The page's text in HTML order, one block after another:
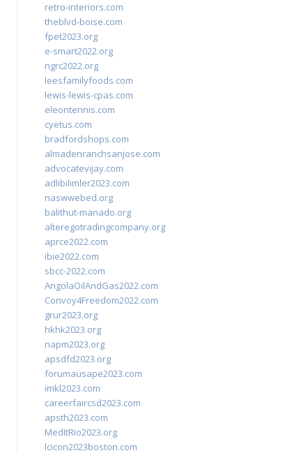
retro-interiors.com
theblvd-boise.com
fpet2023.org
e-smart2022.org
ngrc2022.org
leesfamilyfoods.com
lewis-lewis-cpas.com
eleontennis.com
cyetus.com
bradfordshops.com
almadenranchsanjose.com
advocatevijay.com
adlibilimler2023.com
naswwebed.org
balithut-manado.org
alteregotradingcompany.org
aprce2022.com
ibie2022.com
sbcc-2022.com
AngolaOilAndGas2022.com
Convoy4Freedom2022.com
grur2023.org
hkhk2023.org
napm2023.org
apsdfd2023.org
forumausape2023.com
imkl2023.com
careerfaircsd2023.com
apsth2023.com
MedItRio2023.org
lcicon2023boston.com